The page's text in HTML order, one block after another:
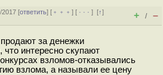
2017 [ответить] [ ﹢﹢﹢] [ · · ·][↑]
+ / –
за денежки
интересно скупают
взломов-отказывались
взлома, а называли ее цену